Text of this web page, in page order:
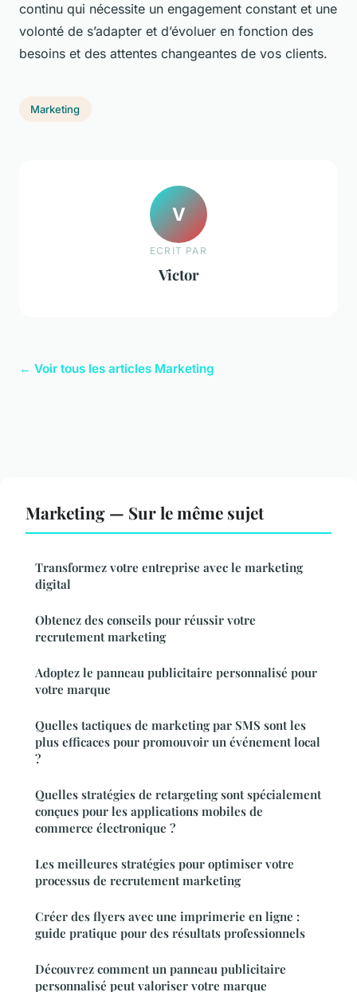
continu qui nécessite un engagement constant et une
volonté de s’adapter et d’évoluer en fonction des
besoins et des attentes changeantes de vos clients.
Marketing
V
ECRIT PAR
Victor
← Voir tous les articles Marketing
Marketing — Sur le même sujet
Transformez votre entreprise avec le marketing
digital
Obtenez des conseils pour réussir votre
recrutement marketing
Adoptez le panneau publicitaire personnalisé pour
votre marque
Quelles tactiques de marketing par SMS sont les
plus efficaces pour promouvoir un événement local
?
Quelles stratégies de retargeting sont spécialement
conçues pour les applications mobiles de
commerce électronique ?
Les meilleures stratégies pour optimiser votre
processus de recrutement marketing
Créer des flyers avec une imprimerie en ligne :
guide pratique pour des résultats professionnels
Découvrez comment un panneau publicitaire
personnalisé peut valoriser votre marque